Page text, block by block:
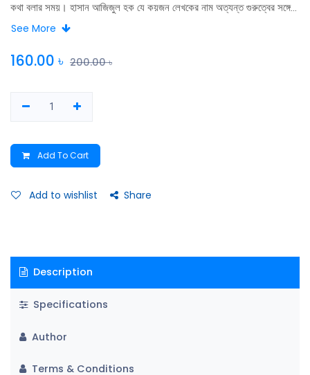
কথা বলার সময়। হাসান আজিজুল হক যে কয়জন লেখকের নাম অত্যন্ত গুরুত্বের সঙ্গে
উচ্চারণ করেন তাঁদের মধ্যে আখতারুজ্জামান ইলিয়াস একজন। ইলিয়াসকে নিয়ে এ পর্যন্ত
এবং শিল্পসাহিত্য নিয়ে আরও অধিক জানার কৌতূহল। থেকেই এই গ্রন্থের পরিকল্পনা।
See More
160.00 ৳ 200.00৳
Add To Cart
Add to wishlist Share
Description
Specifications
Author
Terms & Conditions